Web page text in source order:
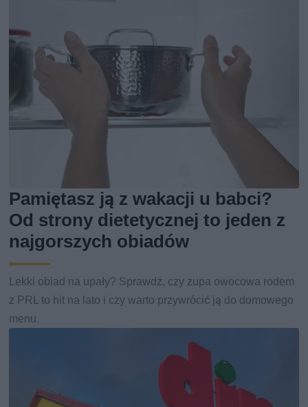
Pamiętasz ją z wakacji u babci?
Od strony dietetycznej to jeden z
najgorszych obiadów
Lekki obiad na upały? Sprawdź, czy zupa owocowa rodem
z PRL to hit na lato i czy warto przywrócić ją do domowego
menu.